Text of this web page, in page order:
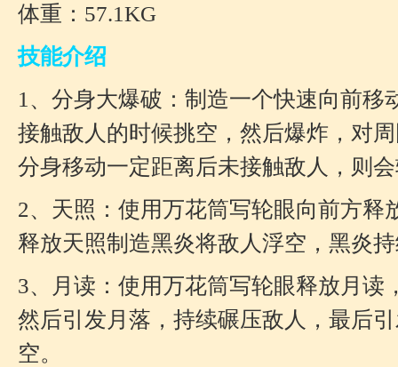
体重：57.1KG
技能介绍
1、分身大爆破：制造一个快速向前移
接触敌人的时候挑空，然后爆炸，对
分身移动一定距离后未接触敌人，则
2、天照：使用万花筒写轮眼向前方释
释放天照制造黑炎将敌人浮空，黑炎
3、月读：使用万花筒写轮眼释放月读
然后引发月落，持续碾压敌人，最后
空。